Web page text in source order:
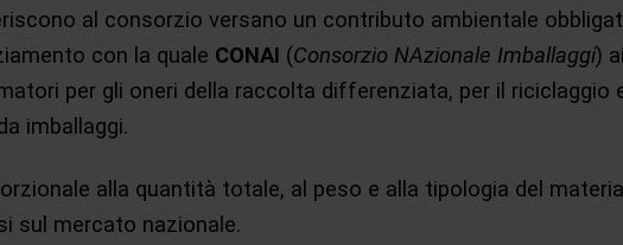
al consorzio versano un contributo ambientale
con la quale CONAI (Consorzio NAzionale Imballaggi)
per gli oneri della raccolta differenziata, per il riciclaggio
imballaggi.
alla quantità totale, al peso e alla tipologia del
sul mercato nazionale.